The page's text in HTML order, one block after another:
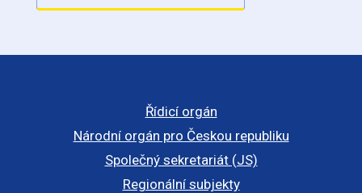
Řídicí orgán
Národní orgán pro Českou republiku
Společný sekretariát (JS)
Regionální subjekty